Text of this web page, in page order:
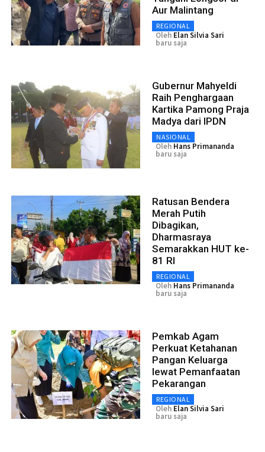
Aur Malintang
REGIONAL
Oleh Elan Silvia Sari
baru saja
Gubernur Mahyeldi
Raih Penghargaan
Kartika Pamong Praja
Madya dari IPDN
NASIONAL
Oleh Hans Primananda
baru saja
Ratusan Bendera
Merah Putih
Dibagikan,
Dharmasraya
Semarakkan HUT ke-
81 RI
REGIONAL
Oleh Hans Primananda
baru saja
Pemkab Agam
Perkuat Ketahanan
Pangan Keluarga
lewat Pemanfaatan
Pekarangan
REGIONAL
Oleh Elan Silvia Sari
baru saja